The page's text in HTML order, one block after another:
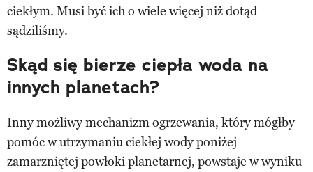
ciekłym. Musi być ich o wiele więcej niż dotąd
sądziliśmy.
Skąd się bierze ciepła woda na
innych planetach?
Inny możliwy mechanizm ogrzewania, który mógłby
pomóc w utrzymaniu ciekłej wody poniżej
zamarzniętej powłoki planetarnej, powstaje w wyniku